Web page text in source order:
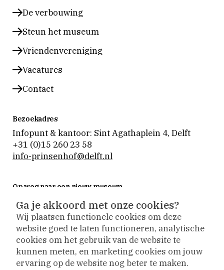
De verbouwing
Steun het museum
Vriendenvereniging
Vacatures
Contact
Bezoekadres
Infopunt & kantoor: Sint Agathaplein 4, Delft
+31 (0)15 260 23 58
info-prinsenhof@delft.nl
Op weg naar een nieuw museum
Museum Prinsenhof Delft is tijdelijk gesloten voor
verbouwing en vernieuwing.
Tijdens de verbouwing nemen we onze bezoekers
actief mee naar buiten. De collectie is op
verschillende plekken te zien en activiteiten vinden
plaats op andere locaties.
Ga je akkoord met onze cookies?
Wij plaatsen functionele cookies om deze
website goed te laten functioneren, analytische
cookies om het gebruik van de website te
kunnen meten, en marketing cookies om jouw
ervaring op de website nog beter te maken.